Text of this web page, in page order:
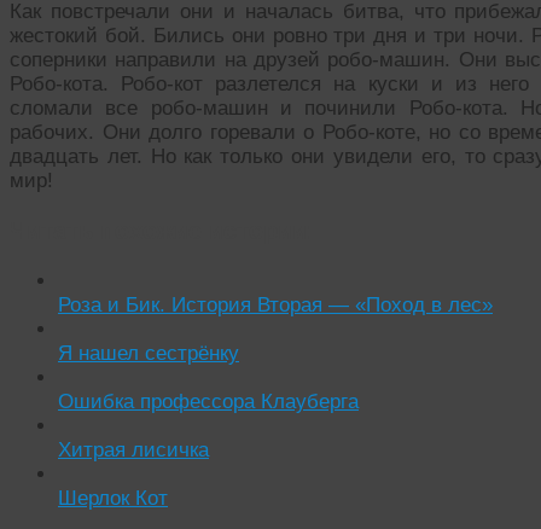
Как повстречали они и началась битва, что
жестокий бой. Бились они ровно три дня и три ночи.
соперники направили на друзей робо-машин. Они
Робо-кота. Робо-кот разлетелся на куски и из
сломали все робо-машин и починили Робо-кота.
рабочих. Они долго горевали о Робо-коте, но со
двадцать лет. Но как только они увидели его, то
мир!
Роза и Бик. История Вторая — «Поход в лес»
Я нашел сестрёнку
Ошибка профессора Клауберга
Хитрая лисичка
Шерлок Кот